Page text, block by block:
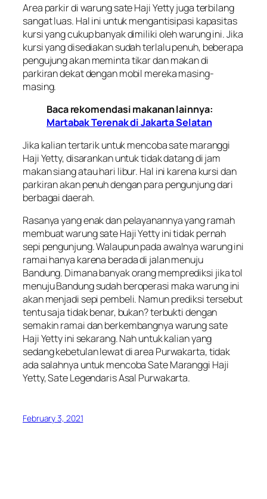
Area parkir di warung sate Haji Yetty juga terbilang
sangat luas. Hal ini untuk mengantisipasi kapasitas
kursi yang cukup banyak dimiliki oleh warung ini. Jika
kursi yang disediakan sudah terlalu penuh, beberapa
pengujung akan meminta tikar dan makan di
parkiran dekat dengan mobil mereka masing-
masing.
Baca rekomendasi makanan lainnya:
Martabak Terenak di Jakarta Selatan
Jika kalian tertarik untuk mencoba sate maranggi
Haji Yetty, disarankan untuk tidak datang di jam
makan siang atau hari libur. Hal ini karena kursi dan
parkiran akan penuh dengan para pengunjung dari
berbagai daerah.
Rasanya yang enak dan pelayanannya yang ramah
membuat warung sate Haji Yetty ini tidak pernah
sepi pengunjung. Walaupun pada awalnya warung ini
ramai hanya karena berada di jalan menuju
Bandung. Dimana banyak orang memprediksi jika tol
menuju Bandung sudah beroperasi maka warung ini
akan menjadi sepi pembeli. Namun prediksi tersebut
tentu saja tidak benar, bukan? terbukti dengan
semakin ramai dan berkembangnya warung sate
Haji Yetty ini sekarang. Nah untuk kalian yang
sedang kebetulan lewat di area Purwakarta, tidak
ada salahnya untuk mencoba Sate Maranggi Haji
Yetty, Sate Legendaris Asal Purwakarta.
February 3, 2021